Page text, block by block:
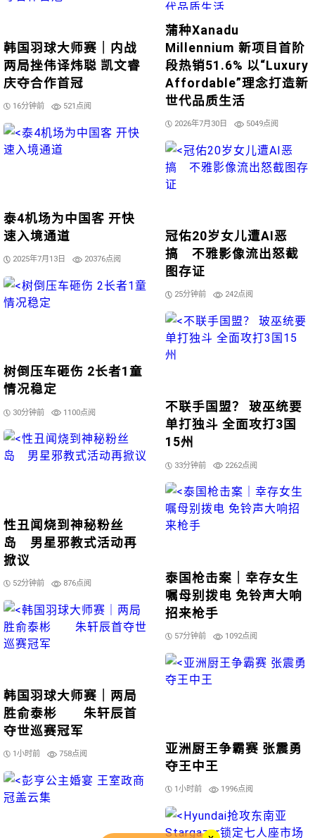
蒲种Xanadu
Millennium 新项目首阶
段热销51.6% 以“Luxury
Affordable”理念打造新
世代品质生活
2026年7月30日 5049点阅
韩国羽球大师赛｜内战
两局挫伟译炜聪 凯文睿
庆夺合作首冠
16分钟前 521点阅
泰4机场为中国客 开快
速入境通道
2025年7月13日 20376点阅
冠佑20岁女儿遭AI恶
搞 不雅影像流出怒截
图存证
25分钟前 242点阅
树倒压车砸伤 2长者1童
情况稳定
30分钟前 1100点阅
不联手国盟？ 玻巫统要
单打独斗 全面攻打3国
15州
33分钟前 2262点阅
性丑闻烧到神秘粉丝
岛 男星邪教式活动再
掀议
52分钟前 876点阅
泰国枪击案｜幸存女生
嘱母别拨电 免铃声大响
招来枪手
57分钟前 1092点阅
韩国羽球大师赛｜两局
胜俞泰彬 朱轩辰首
夺世巡赛冠军
1小时前 758点阅
亚洲厨王争霸赛 张震勇
夺王中王
1小时前 1996点阅